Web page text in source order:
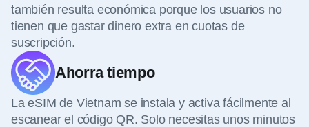
también resulta económica porque los usuarios no
tienen que gastar dinero extra en cuotas de
suscripción.
Ahorra tiempo
La eSIM de Vietnam se instala y activa fácilmente al
escanear el código QR. Solo necesitas unos minutos